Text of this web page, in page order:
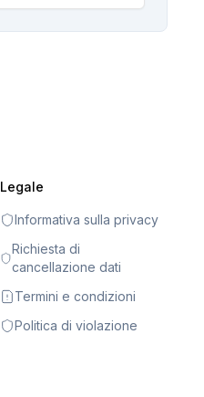
Legale
Informativa sulla privacy
Richiesta di
cancellazione dati
Termini e condizioni
Politica di violazione